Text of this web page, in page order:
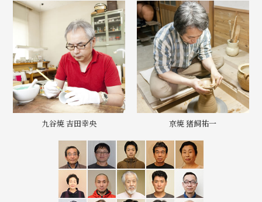
九谷焼 吉田幸央 京焼 猪飼祐一